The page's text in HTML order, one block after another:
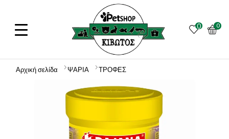
0 0
Αρχική σελίδα ΨΑΡΙΑ ΤΡΟΦΕΣ